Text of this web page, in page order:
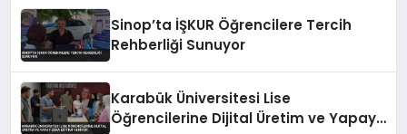
Sinop’ta İŞKUR Öğrencilere Tercih
Rehberliği Sunuyor
Karabük Üniversitesi Lise
Öğrencilerine Dijital Üretim ve Yapay